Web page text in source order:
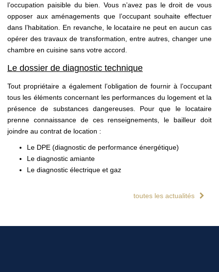
l’occupation paisible du bien. Vous n’avez pas le droit de vous
opposer aux aménagements que l’occupant souhaite effectuer
dans l’habitation. En revanche, le locataire ne peut en aucun cas
opérer des travaux de transformation, entre autres, changer une
chambre en cuisine sans votre accord.
Le dossier de diagnostic technique
Tout propriétaire a également l’obligation de fournir à l’occupant
tous les éléments concernant les performances du logement et la
présence de substances dangereuses. Pour que le locataire
prenne connaissance de ces renseignements, le bailleur doit
joindre au contrat de location :
Le DPE (diagnostic de performance énergétique)
Le diagnostic amiante
Le diagnostic électrique et gaz
toutes les actualités